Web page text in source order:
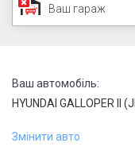
Ваш гараж
Ваш автомобіль:
HYUNDAI GALLOPER II
Змінити авто